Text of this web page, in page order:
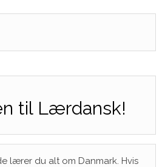
til Lærdansk!
lærer du alt om Danmark. Hvis